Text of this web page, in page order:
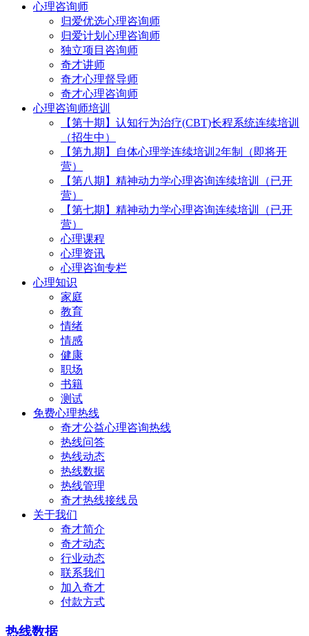
心理咨询师
归爱优选心理咨询师
归爱计划心理咨询师
独立项目咨询师
奇才讲师
奇才心理督导师
奇才心理咨询师
心理咨询师培训
【第十期】认知行为治疗(CBT)长程系统连续培训
（招生中）
【第九期】自体心理学连续培训2年制（即将开
营）
【第八期】精神动力学心理咨询连续培训（已开
营）
【第七期】精神动力学心理咨询连续培训（已开
营）
心理课程
心理资讯
心理咨询专栏
心理知识
家庭
教育
情绪
情感
健康
职场
书籍
测试
免费心理热线
奇才公益心理咨询热线
热线问答
热线动态
热线数据
热线管理
奇才热线接线员
关于我们
奇才简介
奇才动态
行业动态
联系我们
加入奇才
付款方式
热线数据